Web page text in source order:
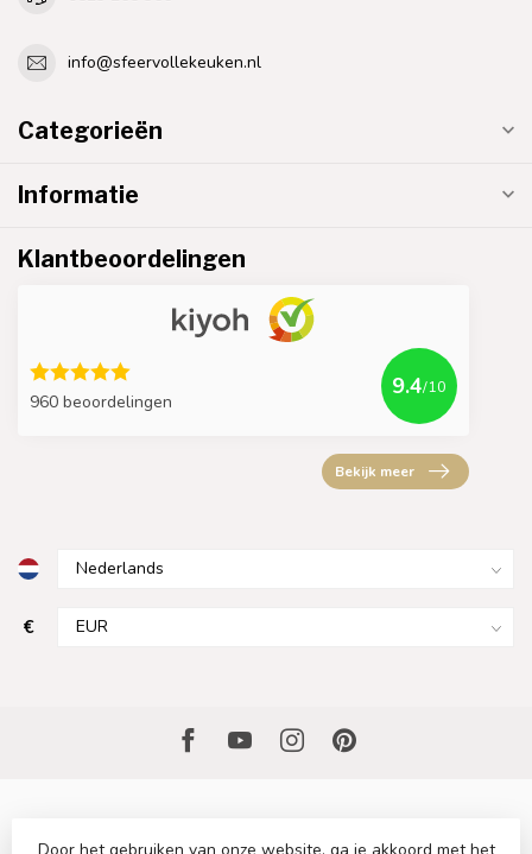
info@sfeervollekeuken.nl
Categorieën
Informatie
Klantbeoordelingen
960 beoordelingen
9.4/10
Bekijk meer
€